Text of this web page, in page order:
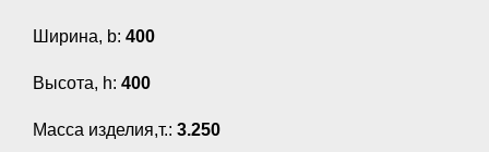
Ширина, b: 400
Высота, h: 400
Масса изделия,т.: 3.250